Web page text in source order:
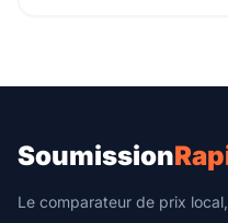
Soumission
Le comparateur de prix